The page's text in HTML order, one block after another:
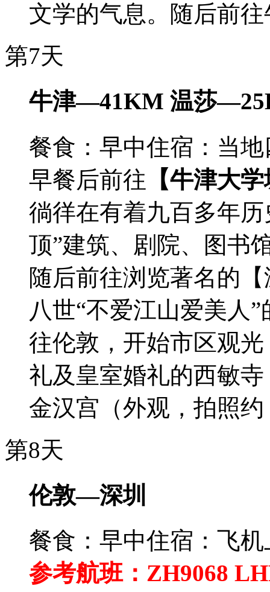
文学的气息。随后前
第7天
牛津—41KM 温莎
餐食：早中住宿：当
早餐后前往 【牛津大
徜徉在有着九百多年
顶”建筑、剧院、图书
随后前往浏览著名的
八世“不爱江山爱美人
往伦敦，开始市区观
礼及皇室婚礼的西敏
金汉宫（外观，拍照
第8天
伦敦—深圳
餐食：早中住宿：飞机
参考航班：ZH9068